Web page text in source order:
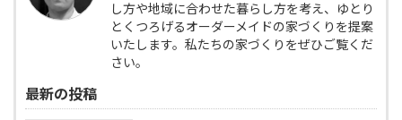
し方や地域に合わせた暮らし方を考え、ゆとり
とくつろげるオーダーメイドの家づくりを提案
いたします。私たちの家づくりをぜひご覧くだ
さい。
最新の投稿